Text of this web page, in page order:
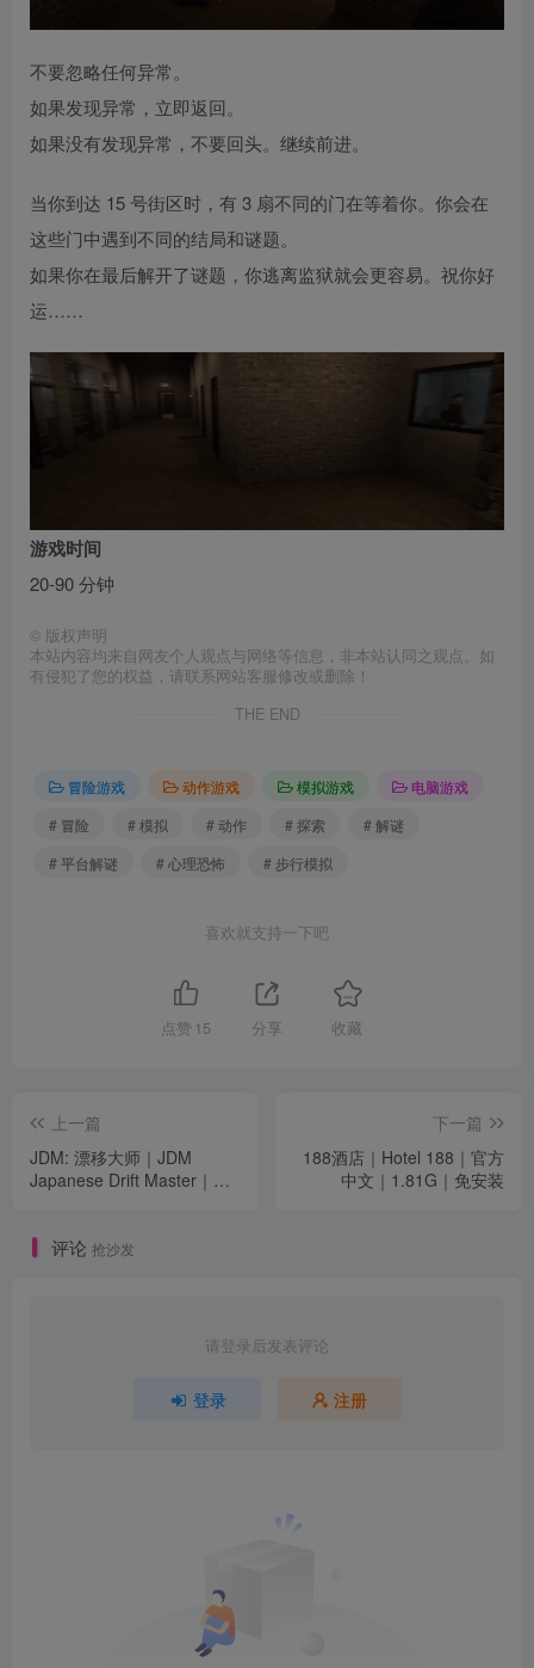
不要忽略任何异常。
如果发现异常，立即返回。
如果没有发现异常，不要回头。继续前进。
当你到达 15 号街区时，有 3 扇不同的门在等着你。你会在
这些门中遇到不同的结局和谜题。
如果你在最后解开了谜题，你逃离监狱就会更容易。祝你好
运……
游戏时间
20-90 分钟
© 版权声明
本站内容均来自网友个人观点与网络等信息，非本站认同之观点。如
有侵犯了您的权益，请联系网站客服修改或删除！
THE END
冒险游戏 动作游戏 模拟游戏
电脑游戏
# 冒险
# 模拟 # 动作 # 探索
# 解谜
# 平台解谜
# 心理恐怖 # 步行模拟
喜欢就支持一下吧
点赞 15 分享 收藏
上一篇
JDM: 漂移大师｜JDM
Japanese Drift Master｜官
下一篇
188酒店｜Hotel 188｜官方
中文｜1.81G｜免安装
评论 抢沙发
请登录后发表评论
登录 注册